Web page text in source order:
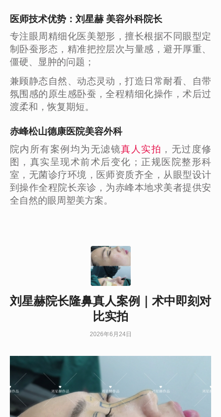
医师技术优势：刘星赫 美容外科院长
专注眼周精细化医美塑形，擅长根据不同眼型定
制卧蚕形态，精准把控层次与量感，避开厚重、
僵硬、显肿的问题；
兼顾静态自然、动态灵动，打造日常耐看、自带
氛围感的原生感卧蚕，全程精细化操作，术后过
渡柔和，恢复期短。
赤峰松山德康医院美容外科
院内所有案例均为无滤镜真人实拍 ，无过度修
图，真实呈现术前术后变化；正规医院整形科
室，无菌诊疗环境，医师资质齐全，从眼型设计
到操作全程院长亲诊，为赤峰本地求美者提供安
全自然的眼周塑美方案。
刘星赫院长隆鼻真人案例｜术中即刻对
比实拍
2026年6月24日